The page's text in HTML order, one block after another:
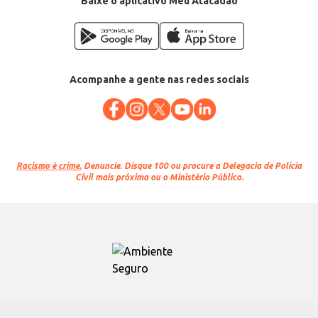
Acompanhe a gente nas redes sociais
Racismo é crime. Denuncie. Disque 100 ou procure a Delegacia de Polícia
Civil mais próxima ou o Ministério Público.